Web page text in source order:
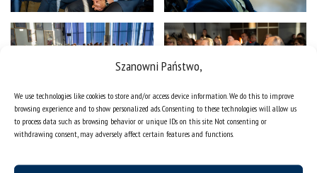
Szanowni Państwo,
We use technologies like cookies to store and/or access device information. We do this to improve
browsing experience and to show personalized ads. Consenting to these technologies will allow us
to process data such as browsing behavior or unique IDs on this site. Not consenting or
withdrawing consent, may adversely affect certain features and functions.